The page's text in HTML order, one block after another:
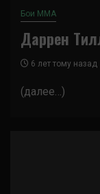
Бои ММА
Даррен
6 лет тому назад
(далее…)